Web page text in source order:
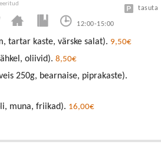
12:00-15:00
tasuta
tartar kaste, värske salat). 9,50€
oliivid). 8,50€
250g, bearnaise, piprakaste).
muna, friikad). 16,00€